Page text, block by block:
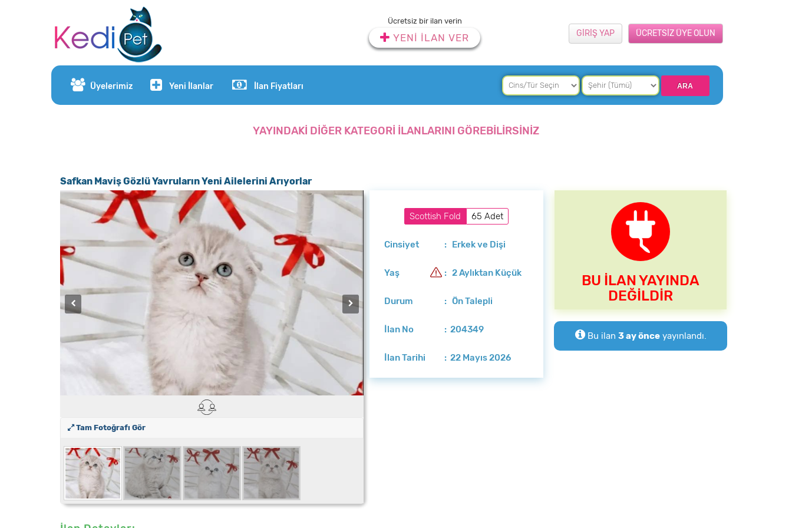
Ücretsiz bir ilan verin
YENİ İLAN VER ÜCRETSİZ ÜYE OLUN
GİRİŞ YAP
Üyelerimiz Yeni İlanlar İlan Fiyatları
YAYINDAKİ DİĞER KATEGORİ İLANLARINI GÖREBİLİRSİNİZ
Safkan Maviş Gözlü Yavruların Yeni Ailelerini Arıyorlar
Tam Fotoğrafı Gör
Scottish Fold 65 Adet
Cinsiyet : Erkek ve Dişi
Yaş : 2 Aylıktan Küçük
Durum : Ön Talepli
İlan No : 204349
İlan Tarihi : 22 Mayıs 2026
BU İLAN YAYINDA
DEĞİLDİR
Bu ilan 3 ay önceyayınlandı.